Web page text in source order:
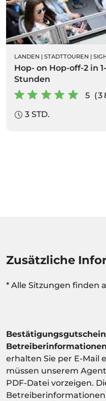
LANDEN | STADTTOUREN |
Hop- on Hop-off-2 in
Stunden
5
3 STD.
Zusätzliche
* Alle Sitzungen finden
Betreiberinformationen
erhalten Sie per E-Mail
müssen unserem
PDF-Datei vorzeigen.